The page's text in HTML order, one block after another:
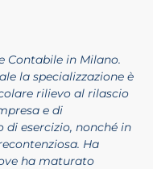
Contabile in Milano.
la specializzazione è
rilievo al rilascio
e di
esercizio, nonché in
Ha
ha maturato